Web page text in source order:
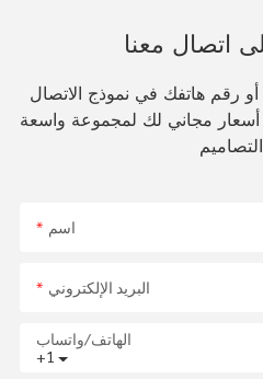
اتصال معنا
رقم هاتفك في نموذج الاتصال
مجاني لك لمجموعة واسعة
اسم
البريد الإلكتروني
+1
الهاتف/واتساب